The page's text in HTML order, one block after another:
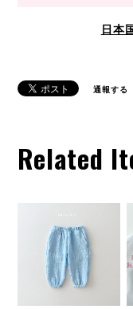
日本
通報する
Related